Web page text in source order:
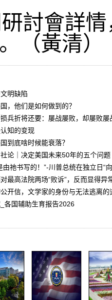
會詳情
。（黃清）
明缺陷
，他们是如何做到的？
兵折将还要：屡战屡败，却屡败屡
知的变现
到底啥时候能衰落？
社论｜决定美国未来50年的五个问题
由祂书写的！”-川普总统在独立日“
最高法院两场“败诉”，反而显得异
开信，文学家的身份与无法逃离的
各国辅助生育报告2026